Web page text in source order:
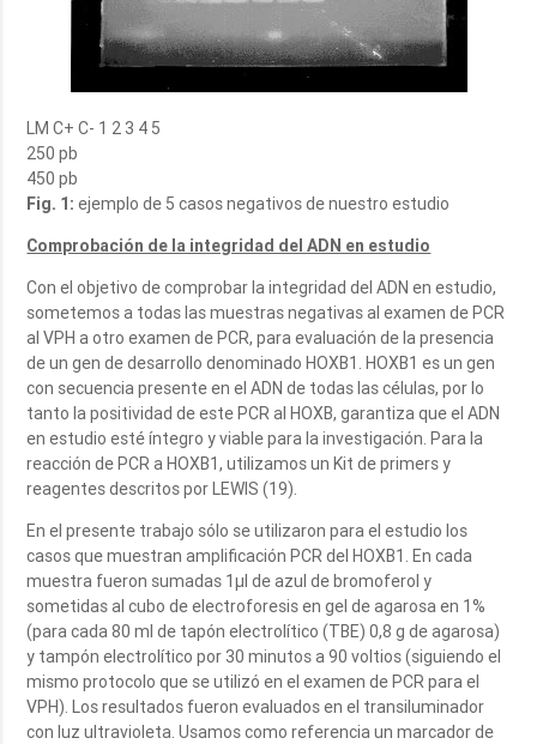
LM C+ C- 1 2 3 4 5
250 pb
450 pb
Fig. 1: ejemplo de 5 casos negativos de nuestro estudio
Comprobación de la integridad del ADN en estudio
Con el objetivo de comprobar la integridad del ADN en estudio,
sometemos a todas las muestras negativas al examen de PCR
al VPH a otro examen de PCR, para evaluación de la presencia
de un gen de desarrollo denominado HOXB1. HOXB1 es un gen
con secuencia presente en el ADN de todas las células, por lo
tanto la positividad de este PCR al HOXB, garantiza que el ADN
en estudio esté íntegro y viable para la investigación. Para la
reacción de PCR a HOXB1, utilizamos un Kit de primers y
reagentes descritos por LEWIS (19).
En el presente trabajo sólo se utilizaron para el estudio los
casos que muestran amplificación PCR del HOXB1. En cada
muestra fueron sumadas 1µl de azul de bromoferol y
sometidas al cubo de electroforesis en gel de agarosa en 1%
(para cada 80 ml de tapón electrolítico (TBE) 0,8 g de agarosa)
y tampón electrolítico por 30 minutos a 90 voltios (siguiendo el
mismo protocolo que se utilizó en el examen de PCR para el
VPH). Los resultados fueron evaluados en el transiluminador
con luz ultravioleta. Usamos como referencia un marcador de